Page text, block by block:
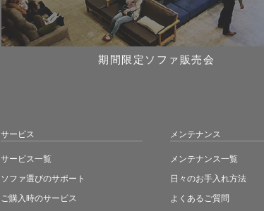
期間限定ソファ販売会
サービス
サービス一覧
ソファ選びのサポート
ご購入時のサービス
メンテナンス
メンテナンス一覧
日々のお手入れ方法
よくあるご質問